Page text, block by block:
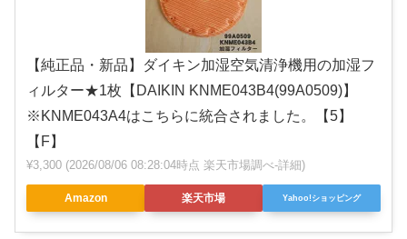
【純正品・新品】ダイキン加湿空気清浄機用の加湿フ
ィルター★1枚【DAIKIN KNME043B4(99A0509)】
※KNME043A4はこちらに統合されました。【5】
【F】
¥3,300 (2026/08/06 08:28:04時点 楽天市場調べ-詳細)
Amazon 楽天市場 Yahoo!ショッピング